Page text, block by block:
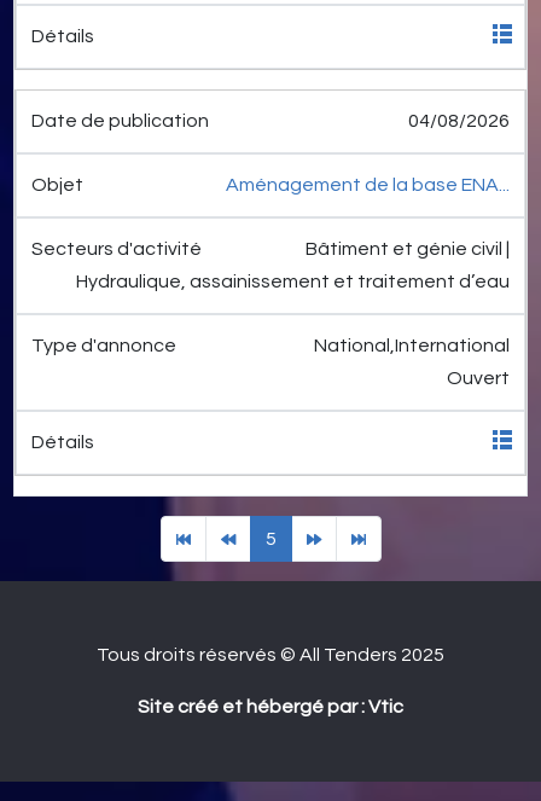
04/08/2026
Aménagement de la base ENA...
Bâtiment et génie civil |
Hydraulique, assainissement et traitement d’eau
National,International
Ouvert
5
Tous droits réservés © All Tenders 2025
Site créé et hébergé par : Vtic